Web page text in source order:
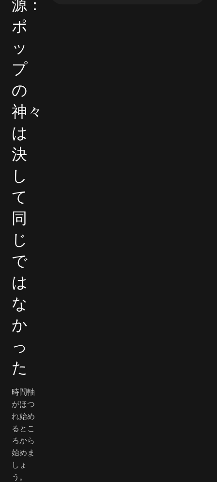
源：
ポ
ッ
プ
の
神々
は
決
し
て
同
じ
で
は
な
か
っ
た
時間軸
がほつ
れ始め
るとこ
ろから
始めま
しょ
う。